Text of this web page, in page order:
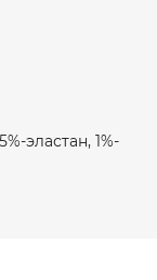
эластан, 1%-